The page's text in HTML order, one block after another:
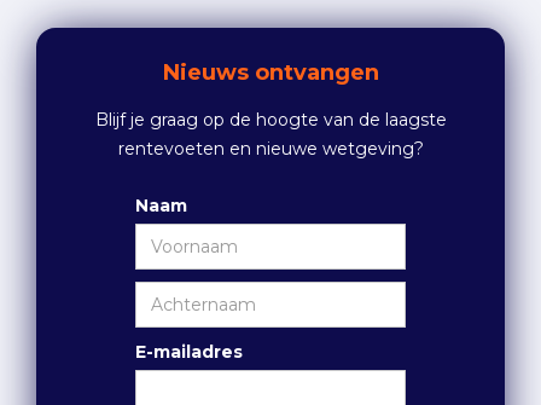
Nieuws ontvangen
Blijf je graag op de hoogte van de laagste
rentevoeten en nieuwe wetgeving?
Naam
E-mailadres